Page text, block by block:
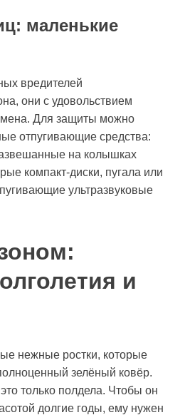
маленькие
вредителей
они с удовольствием
Для защиты можно
отпугивающие средства:
на колышках
компакт-диски, пугала или
ультразвуковые
и
нежные ростки, которые
зелёный ковёр.
только полдела. Чтобы он
долгие годы, ему нужен